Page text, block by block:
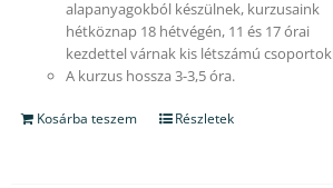
alapanyagokból készülnek, kurzusaink
hétköznap 18 hétvégén, 11 és 17 órai
kezdettel várnak kis létszámú
A kurzus hossza 3-3,5 óra.
Kosárba teszem Részletek